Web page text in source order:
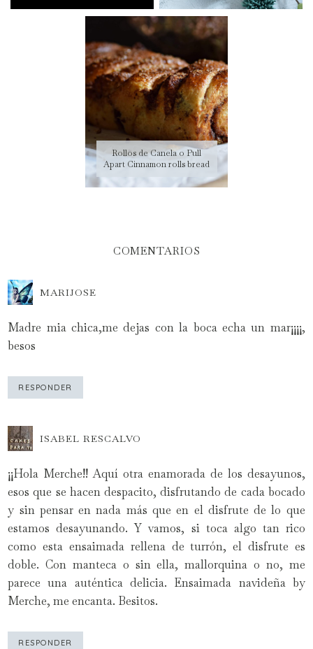
Rollos de Canela o Pull
Apart Cinnamon rolls bread
COMENTARIOS
MARIJOSE
Madre mia chica,me dejas con la boca echa un mar¡¡¡¡,
besos
RESPONDER
ISABEL RESCALVO
¡¡Hola Merche!! Aquí otra enamorada de los desayunos,
esos que se hacen despacito, disfrutando de cada bocado
y sin pensar en nada más que en el disfrute de lo que
estamos desayunando. Y vamos, si toca algo tan rico
como esta ensaimada rellena de turrón, el disfrute es
doble. Con manteca o sin ella, mallorquina o no, me
parece una auténtica delicia. Ensaimada navideña by
Merche, me encanta. Besitos.
RESPONDER